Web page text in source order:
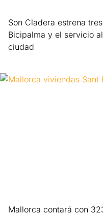
Son Cladera estrena
Bicipalma y el servicio
ciudad
Mallorca contará con